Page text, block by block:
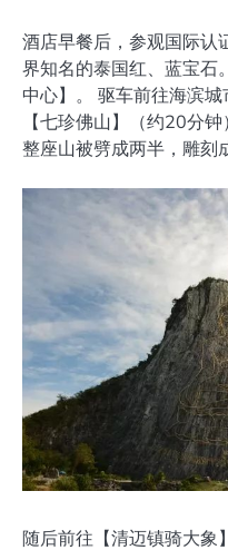
酒店早餐后，参观国际认
界知名的泰国红、蓝宝石
中心】。 驱车前往海滨
【七珍佛山】（约20分
整座山被劈成两半，雕刻
随后前往【清迈镇骑大象